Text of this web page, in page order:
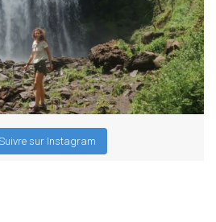
sur Instagram